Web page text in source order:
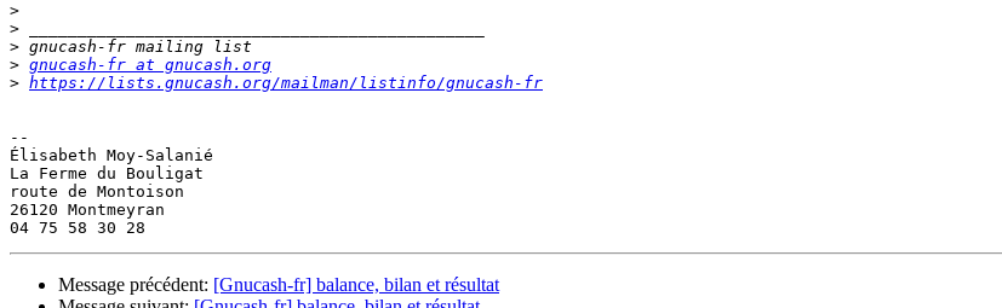
>
>
>
> gnucash-fr at gnucash.org
> https://lists.gnucash.org/mailman/listinfo/gnucash-fr
--
Élisabeth Moy-Salanié
La Ferme du Bouligat
route de Montoison
26120 Montmeyran
Message précédent: [Gnucash-fr] balance, bilan et résultat